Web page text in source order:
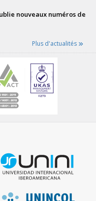
nouveaux numéros de
Plus d'actualités